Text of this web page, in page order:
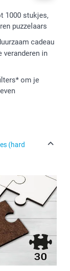
1000 stukjes,
puzzelaars
cadeau
veranderen in
om je
(hard